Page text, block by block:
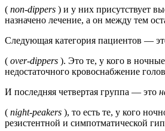
( non-dippers ) и у них присутствует
назначено лечение, а он между тем
Следующая категория пациентов —
( over-dippers ). Это те, у кого в
недостаточного кровоснабжение
И последняя четвертая группа — это
( night-peakers ), то есть те, у кого
резистентной и симпотматической